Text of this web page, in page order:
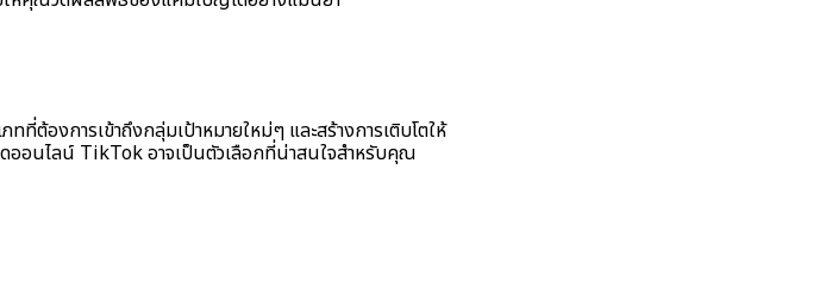
ต้องการเข้าถึงกลุ่มเป้าหมายใหม่ๆ และสร้างการเติบโตให้
ออนไลน์ TikTok อาจเป็นตัวเลือกที่น่าสนใจสำหรับคุณ